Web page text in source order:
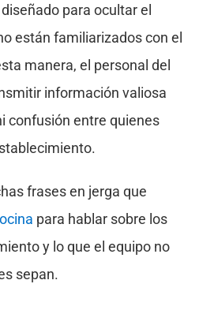
para ocultar el
están familiarizados con el
manera, el personal del
información valiosa
confusión entre quienes
frases en jerga que
para hablar sobre los
y lo que el equipo no
sepan.